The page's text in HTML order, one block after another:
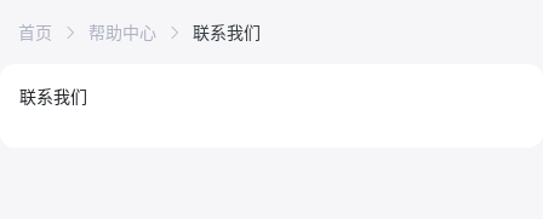
首页 帮助中心 联系我们
联系我们